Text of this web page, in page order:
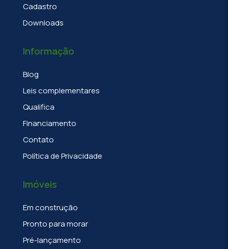
Cadastro
Downloads
Informação
Blog
Leis complementares
Qualifica
Financiamento
Contato
Política de Privacidade
Imóveis
Em construção
Pronto para morar
Pré-lançamento